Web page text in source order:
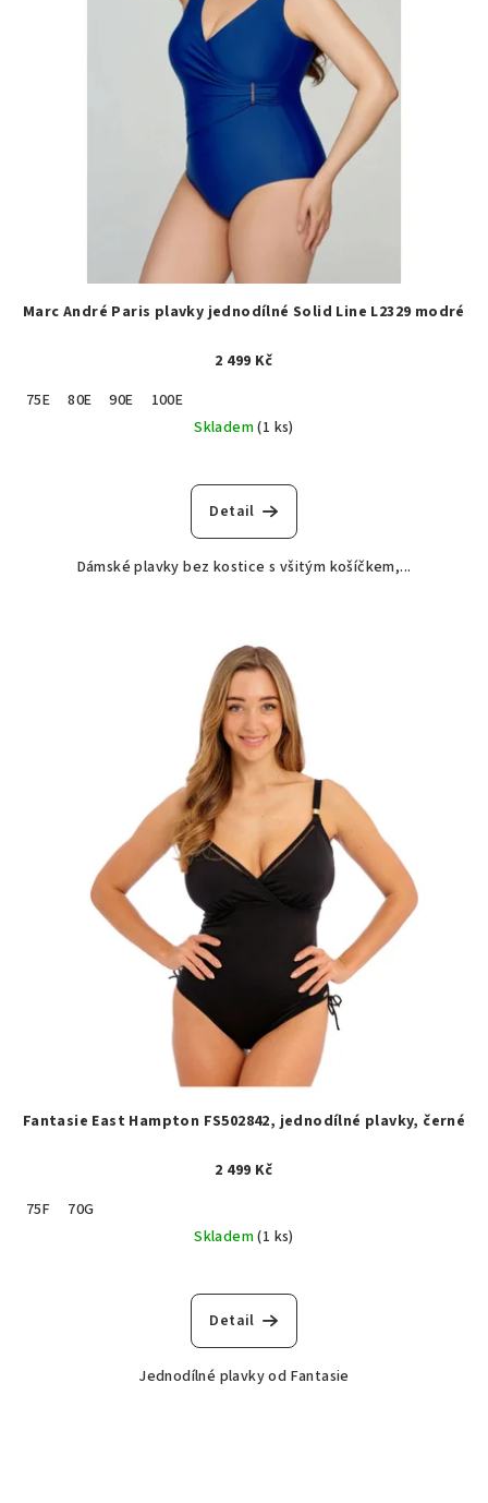
Marc André Paris plavky jednodílné Solid Line L2329 modré
2 499 Kč
75E
80E 90E
100E
Skladem(1 ks)
Detail
Dámské plavky bez kostice s všitým košíčkem,...
Fantasie East Hampton FS502842, jednodílné plavky, černé
2 499 Kč
75F
70G
Skladem(1 ks)
Detail
Jednodílné plavky od Fantasie